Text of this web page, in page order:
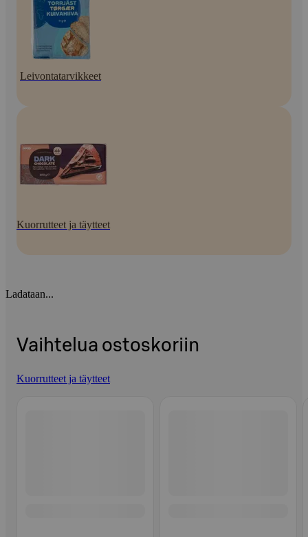
Leivontatarvikkeet
Kuorrutteet ja täytteet
Ladataan...
Vaihtelua ostoskoriin
Kuorrutteet ja täytteet